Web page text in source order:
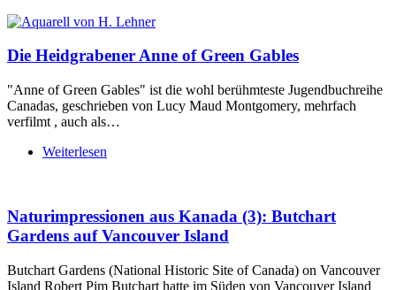
Die Heidgrabener Anne of Green Gables
"Anne of Green Gables" ist die wohl berühmteste Jugendbuchreihe
Canadas, geschrieben von Lucy Maud Montgomery, mehrfach
verfilmt , auch als…
Weiterlesen
Naturimpressionen aus Kanada (3): Butchart
Gardens auf Vancouver Island
Butchart Gardens (National Historic Site of Canada) on Vancouver
Island Robert Pim Butchart hatte im Süden von Vancouver Island